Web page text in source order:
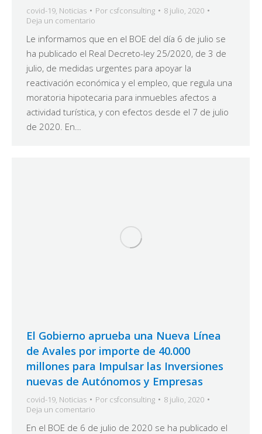
covid-19, Noticias Por csfconsulting
8 julio, 2020
Deja un comentario
Le informamos que en el BOE del día 6 de julio se
ha publicado el Real Decreto-ley 25/2020, de 3 de
julio, de medidas urgentes para apoyar la
reactivación económica y el empleo, que regula una
moratoria hipotecaria para inmuebles afectos a
actividad turística, y con efectos desde el 7 de julio
de 2020. En…
El Gobierno aprueba una Nueva Línea
de Avales por importe de 40.000
millones para Impulsar las Inversiones
nuevas de Autónomos y Empresas
covid-19, Noticias Por csfconsulting
8 julio, 2020
Deja un comentario
En el BOE de 6 de julio de 2020 se ha publicado el